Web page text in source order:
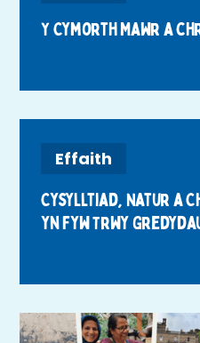
Y Cymorth Mawr a
Effaith
Cysylltiad, Natur a
yn Fyw Trwy